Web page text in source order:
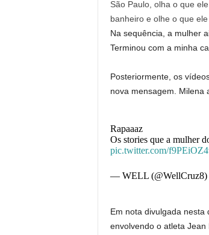
São Paulo, olha o que
banheiro e olhe o que
Na sequência, a mulher
Terminou com a minha
Posteriormente, os
nova mensagem. Milena
Rapaaaz
Os stories que a mulher
pic.twitter.com/
— WELL (@WellCruz8)
Em nota divulgada
envolvendo o atleta